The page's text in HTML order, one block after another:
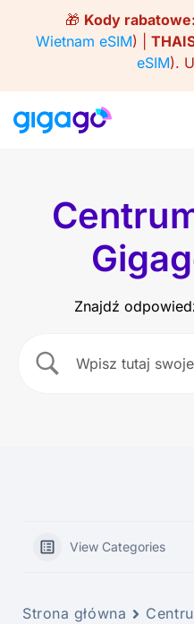
🎁 Kody rabatowe:
Wietnam eSIM) |
eSIM).
Znajdź
View Categories
Strona główna